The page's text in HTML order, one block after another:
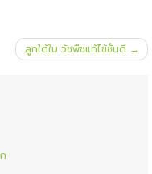
ลูกใต้ใบ วัชพืชแก้ไข้ชั้นดี